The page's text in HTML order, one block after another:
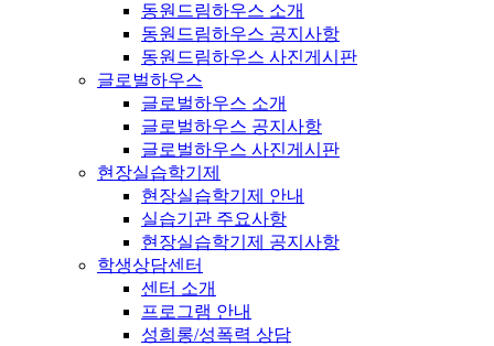
동원드림하우스 소개
동원드림하우스 공지사항
동원드림하우스 사진게시판
글로벌하우스
글로벌하우스 소개
글로벌하우스 공지사항
글로벌하우스 사진게시판
현장실습학기제
현장실습학기제 안내
실습기관 주요사항
현장실습학기제 공지사항
학생상담센터
센터 소개
프로그램 안내
성희롱/성폭력 상담